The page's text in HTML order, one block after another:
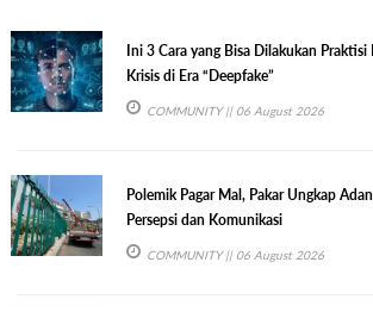
Ini 3 Cara yang Bisa Dilakukan Praktisi
Krisis di Era “Deepfake”
COMMUNITY|| 06 August 2026
Polemik Pagar Mal, Pakar Ungkap
Persepsi dan Komunikasi
COMMUNITY|| 06 August 2026